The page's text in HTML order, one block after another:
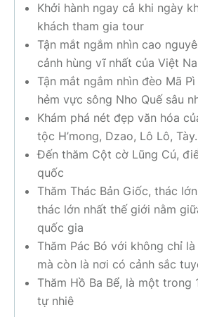
Khởi hành ngay cả khi ngày
khách tham gia tour
Tận mắt ngắm nhìn cao
cảnh hùng vĩ nhất của Việt
Tận mắt ngắm nhìn đèo Mã
hẻm vực sông Nho Quế sâu
Khám phá nét đẹp văn hóa
tộc H’mong, Dzao, Lô Lô,
Đến thăm Cột cờ Lũng Cú,
quốc
Thăm Thác Bản Giốc, thác
thác lớn nhất thế giới nằm
quốc gia
Thăm Pác Bó với không chỉ
mà còn là nơi có cảnh sắc
Thăm Hồ Ba Bể, là một trong
tự nhiê